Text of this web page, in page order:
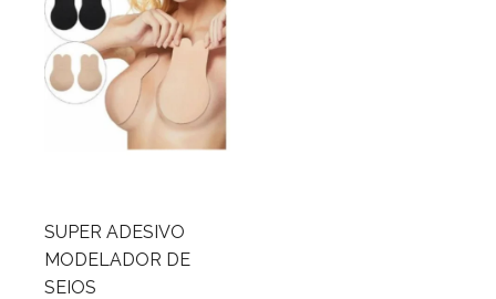
SUPER ADESIVO
MODELADOR DE
SEIOS